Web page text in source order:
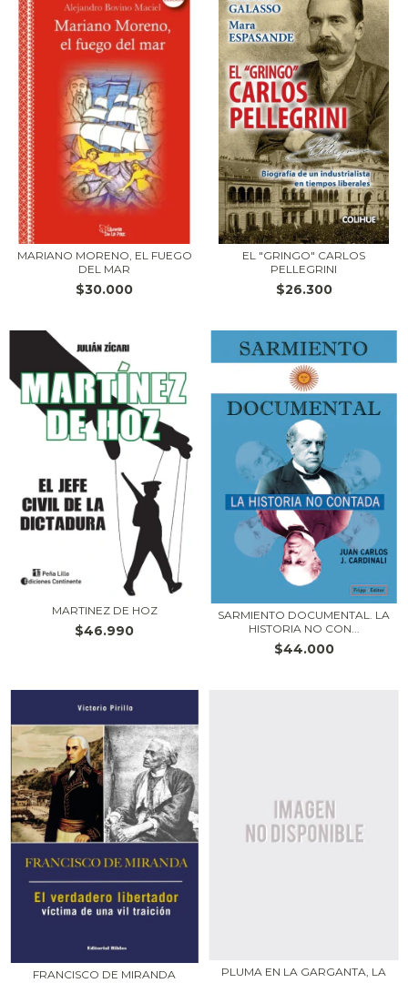
MARIANO MORENO, EL FUEGO
DEL MAR
$30.000
EL "GRINGO" CARLOS
PELLEGRINI
$26.300
MARTINEZ DE HOZ
$46.990
SARMIENTO DOCUMENTAL. LA
HISTORIA NO CON...
$44.000
FRANCISCO DE MIRANDA PLUMA EN LA GARGANTA, LA